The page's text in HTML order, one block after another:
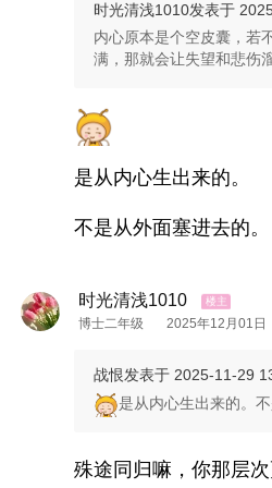
时光清浅1010发表于
内心原本是个空皮囊，若
满，那就会让失望和悲伤
是从内心生出来的。
不是从外面塞进去的。
时光清浅1010
博士二年级 2025年12月01日
战恨发表于 2025-11-29
是从内心生出来的。
殊途同归嘛，你那层次